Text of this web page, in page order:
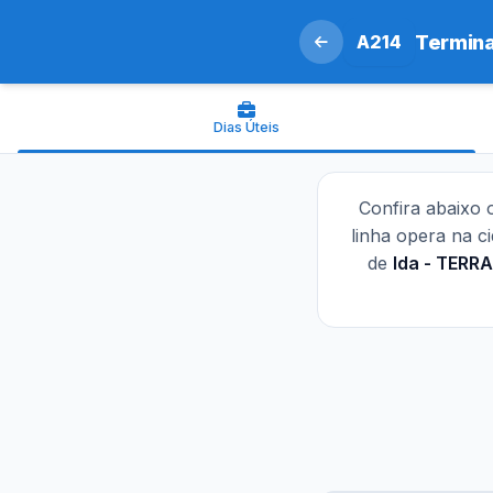
A214
Dias Úteis
Confira abaixo
linha opera na
de Ida -